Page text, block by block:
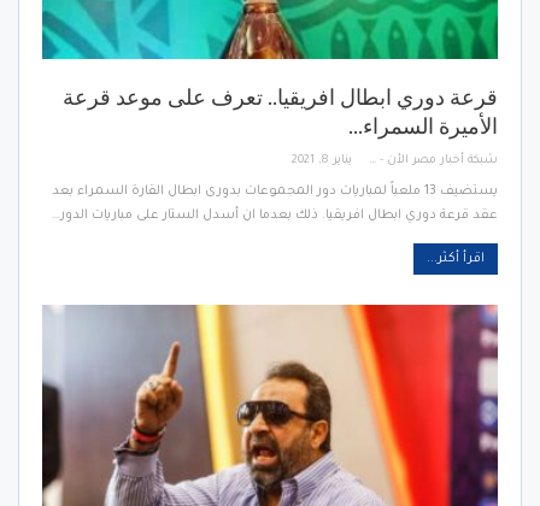
قرعة دوري ابطال افريقيا.. تعرف على موعد قرعة
الأميرة السمراء…
شبكة أخبار مصر الأن - Egypt News Network Now يناير 8, 2021
يستضيف 13 ملعباً لمباريات دور المجموعات بدورى ابطال القارة السمراء بعد
عقد قرعة دوري ابطال افريقيا. ذلك بعدما ان أسدل الستار على مباريات الدور…
اقرأ أكثر...